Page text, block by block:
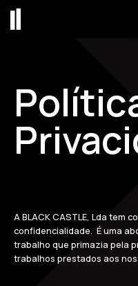
conteúdo
A BLACK CASTLE, Lda tem
confidencialidade. É uma
trabalho que primazia pela
trabalhos prestados aos